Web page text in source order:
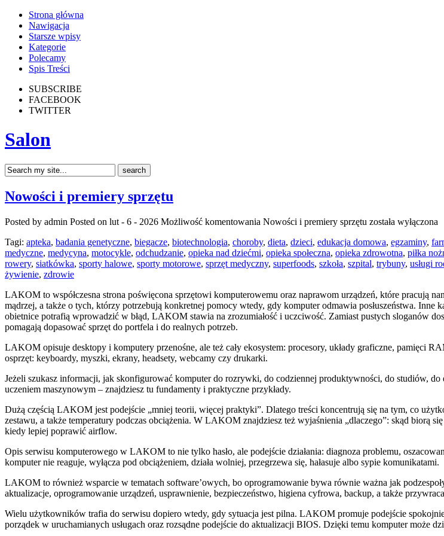
Strona główna
Nawigacja
Starsze wpisy
Kategorie
Polecamy
Spis Treści
SUBSCRIBE
FACEBOOK
TWITTER
Salon
Nowości i premiery sprzętu
Posted by admin Posted on lut - 6 - 2026 Możliwość komentowania Nowości i premiery sprzętu została wyłączona
Tagi: apteka, badania genetyczne, biegacze, biotechnologia, choroby, dieta, dzieci, edukacja domowa, egzaminy,
medyczne, medycyna, motocykle, odchudzanie, opieka nad dziećmi, opieka społeczna, opieka zdrowotna, piłka
rowery, siatkówka, sporty halowe, sporty motorowe, sprzęt medyczny, superfoods, szkoła, szpital, trybuny, usługi
żywienie, zdrowie
LAKOM to współczesna strona poświęcona sprzętowi komputerowemu oraz naprawom urządzeń, które pracują
mądrzej, a także o tych, którzy potrzebują konkretnej pomocy wtedy, gdy komputer odmawia posłuszeństwa. Inne
obietnice potrafią wprowadzić w błąd, LAKOM stawia na zrozumiałość i uczciwość. Zamiast pustych sloganów
pomagają dopasować sprzęt do portfela i do realnych potrzeb.
LAKOM opisuje desktopy i komputery przenośne, ale też cały ekosystem: procesory, układy graficzne, pamięci
osprzęt: keyboardy, myszki, ekrany, headsety, webcamy czy drukarki.
Jeżeli szukasz informacji, jak skonfigurować komputer do rozrywki, do codziennej produktywności, do studiów,
uczeniem maszynowym – znajdziesz tu fundamenty i praktyczne przykłady.
Dużą częścią LAKOM jest podejście „mniej teorii, więcej praktyki”. Dlatego treści koncentrują się na tym, co
zestawu, a także temperatury podczas obciążenia. W LAKOM znajdziesz też wyjaśnienia „dlaczego”: skąd biorą
kiedy lepiej poprawić airflow.
Opis serwisu komputerowego w LAKOM to nie tylko hasło, ale podejście działania: diagnoza problemu,
komputer nie reaguje, wyłącza pod obciążeniem, działa wolniej, przegrzewa się, hałasuje albo sypie komunikatami.
LAKOM to również wsparcie w tematach software’owych, bo oprogramowanie bywa równie ważna jak
aktualizacje, oprogramowanie urządzeń, usprawnienie, bezpieczeństwo, higiena cyfrowa, backup, a także
Wielu użytkowników trafia do serwisu dopiero wtedy, gdy sytuacja jest pilna. LAKOM promuje podejście
porządek w uruchamianych usługach oraz rozsądne podejście do aktualizacji BIOS. Dzięki temu komputer może